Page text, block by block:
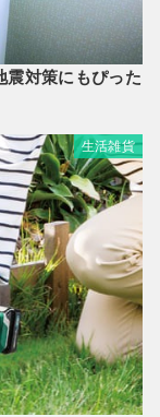
震対策にもぴった
生活雑貨